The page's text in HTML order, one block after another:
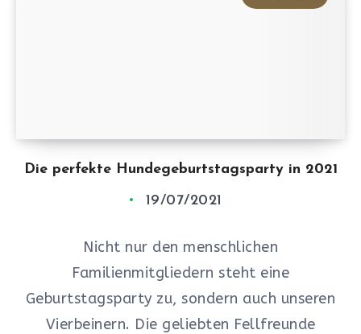
Die perfekte Hundegeburtstagsparty in 2021
19/07/2021
Nicht nur den menschlichen
Familienmitgliedern steht eine
Geburtstagsparty zu, sondern auch unseren
Vierbeinern. Die geliebten Fellfreunde